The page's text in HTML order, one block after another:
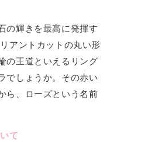
の輝きを最高に発揮す
アントカッ トの丸い形
の王道といえるリング
でしょうか。その赤い
ら、ローズという名前
て